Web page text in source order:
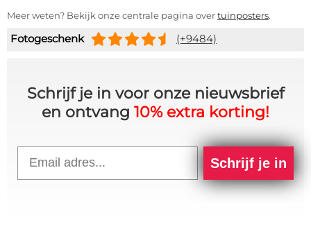
Meer weten? Bekijk onze centrale pagina overtuinposters.
Fotogeschenk (+9484)
Schrijf je in voor onze nieuwsbrief
en ontvang 10% extra korting!
Schrijf je in